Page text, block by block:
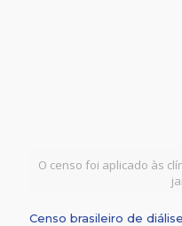
O censo foi aplicado às
Censo brasileiro de